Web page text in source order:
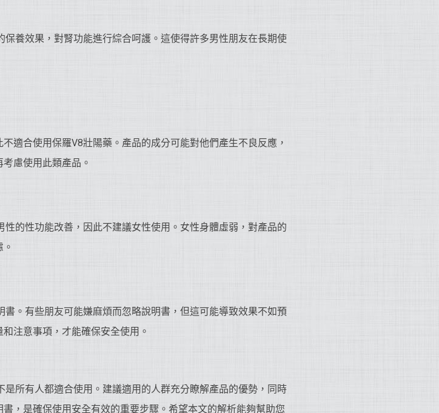
養效果，對腎功能進行綜合呵護。這使得許多男性朋友在長期使
適合使用保羅V8壯陽藥。產品的成分可能對他們產生不良反應，
慮使用此類產品。
的性功能改善，因此不建議女性使用。女性身體虛弱，對產品的
。有些朋友可能嫌麻煩而忽略說明書，但這可能導致效果不如預
注意事項，才能確保安全使用。
是所有人都適合使用。建議適用的人群充分瞭解產品的優勢，同時
，是確保使用安全有效的重要步驟。希望本文的解析能夠幫助您